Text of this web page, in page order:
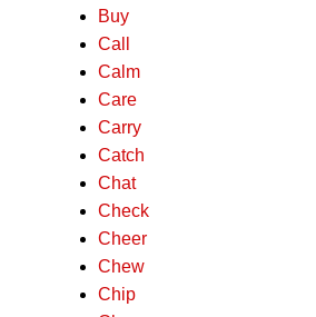
Buy
Call
Calm
Care
Carry
Catch
Chat
Check
Cheer
Chew
Chip